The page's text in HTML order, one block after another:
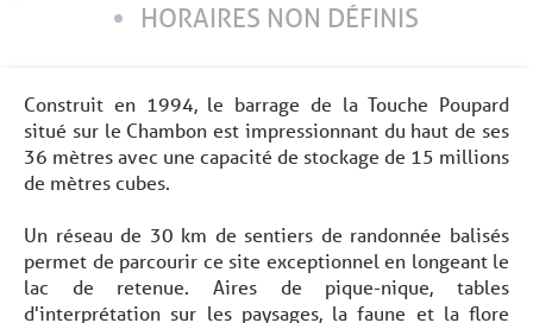
HORAIRES NON DÉFINIS
Construit en 1994, le barrage de la Touche Poupard
situé sur le Chambon est impressionnant du haut de ses
36 mètres avec une capacité de stockage de 15 millions
de mètres cubes.
Un réseau de 30 km de sentiers de randonnée balisés
permet de parcourir ce site exceptionnel en longeant le
lac de retenue. Aires de pique-nique, tables
d'interprétation sur les paysages, la faune et la flore